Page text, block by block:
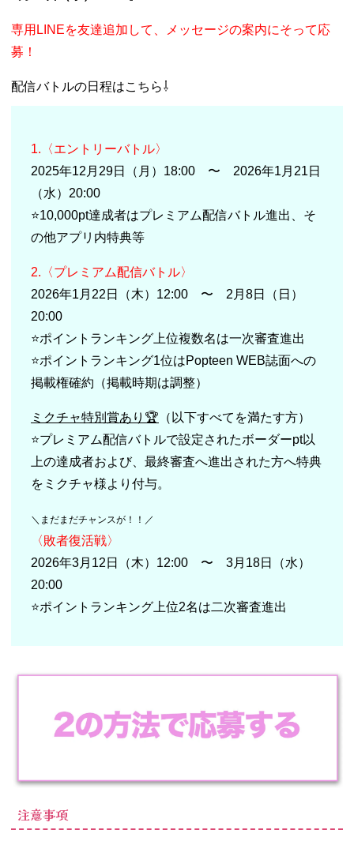
専用LINEを友達追加して、メッセージの案内にそって応
募！
配信バトルの日程はこちら⇩
1.〈エントリーバトル〉
2025年12月29日（月）18:00 〜 2026年1月21日
（水）20:00
⭐️10,000pt達成者はプレミアム配信バトル進出、そ
の他アプリ内特典等
2.〈プレミアム配信バトル〉
2026年1月22日（木）12:00 〜 2月8日（日）
20:00
⭐️ポイントランキング上位複数名は一次審査進出
⭐️ポイントランキング1位はPopteen WEB誌面への
掲載権確約（掲載時期は調整）
ミクチャ特別賞あり🏆 （以下すべてを満たす方）
⭐️プレミアム配信バトルで設定されたボーダーpt以
上の達成者および、最終審査へ進出された方へ特典
をミクチャ様より付与。
＼まだまだチャンスが！！／
〈敗者復活戦〉
2026年3月12日（木）12:00 〜 3月18日（水）
20:00
⭐️ポイントランキング上位2名は二次審査進出
注意事項